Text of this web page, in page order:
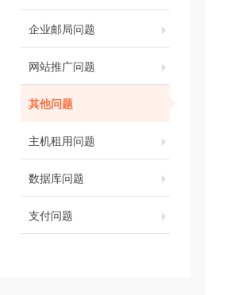
企业邮局问题
网站推广问题
其他问题
主机租用问题
数据库问题
支付问题